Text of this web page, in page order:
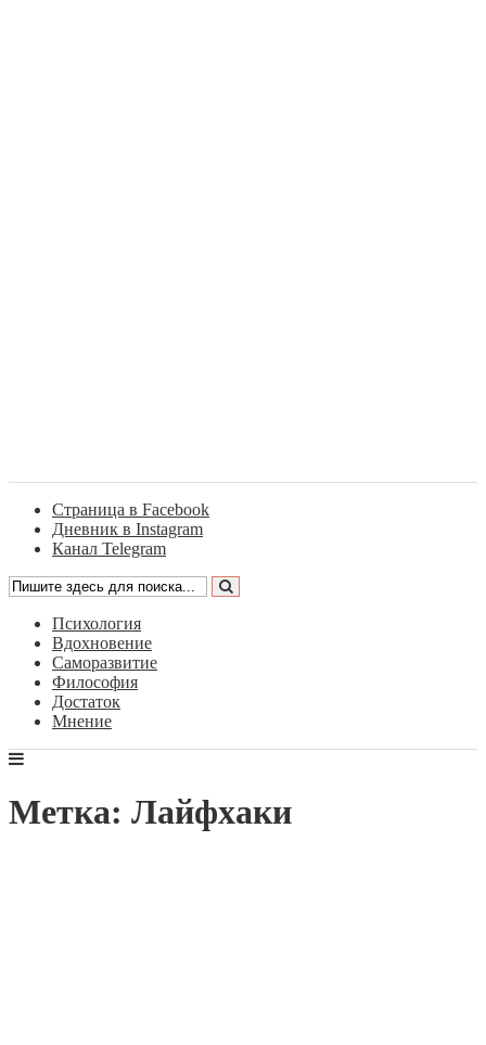
Страница в Facebook
Дневник в Instagram
Канал Telegram
Психология
Вдохновение
Саморазвитие
Философия
Достаток
Мнение
Метка: Лайфхаки